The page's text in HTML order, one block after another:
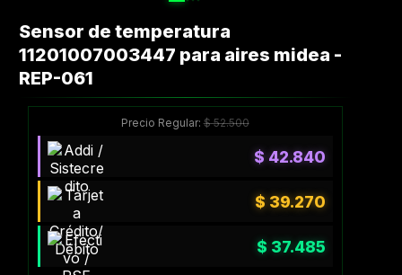
Sensor de temperatura
11201007003447 para aires midea -
REP-061
Precio Regular:$52.500
$ 42.840
$ 39.270
$ 37.485